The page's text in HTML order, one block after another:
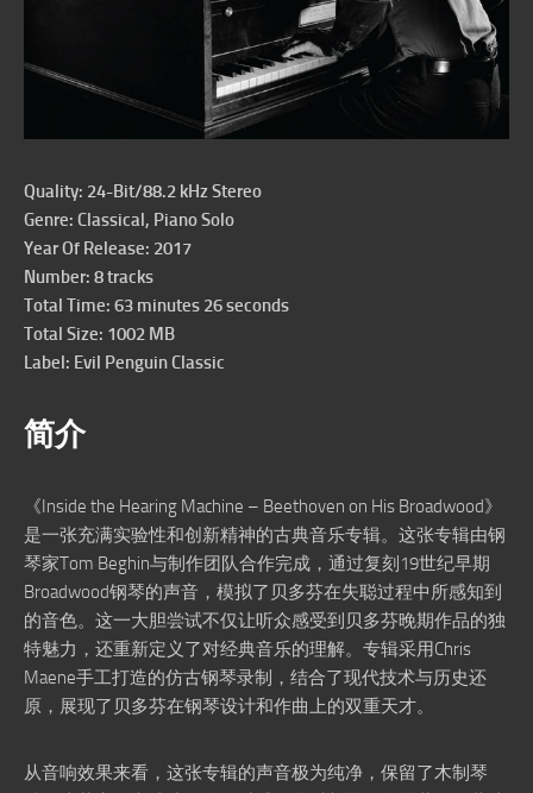
Quality: 24-Bit/88.2 kHz Stereo
Genre: Classical, Piano Solo
Year Of Release: 2017
Number: 8 tracks
Total Time: 63 minutes 26 seconds
Total Size: 1002 MB
Label: Evil Penguin Classic
简介
《Inside the Hearing Machine – Beethoven on His Broadwood》
是一张充满实验性和创新精神的古典音乐专辑。这张专辑由钢
琴家Tom Beghin与制作团队合作完成，通过复刻19世纪早期
Broadwood钢琴的声音，模拟了贝多芬在失聪过程中所感知到
的音色。这一大胆尝试不仅让听众感受到贝多芬晚期作品的独
特魅力，还重新定义了对经典音乐的理解。专辑采用Chris
Maene手工打造的仿古钢琴录制，结合了现代技术与历史还
原，展现了贝多芬在钢琴设计和作曲上的双重天才。
从音响效果来看，这张专辑的声音极为纯净，保留了木制琴